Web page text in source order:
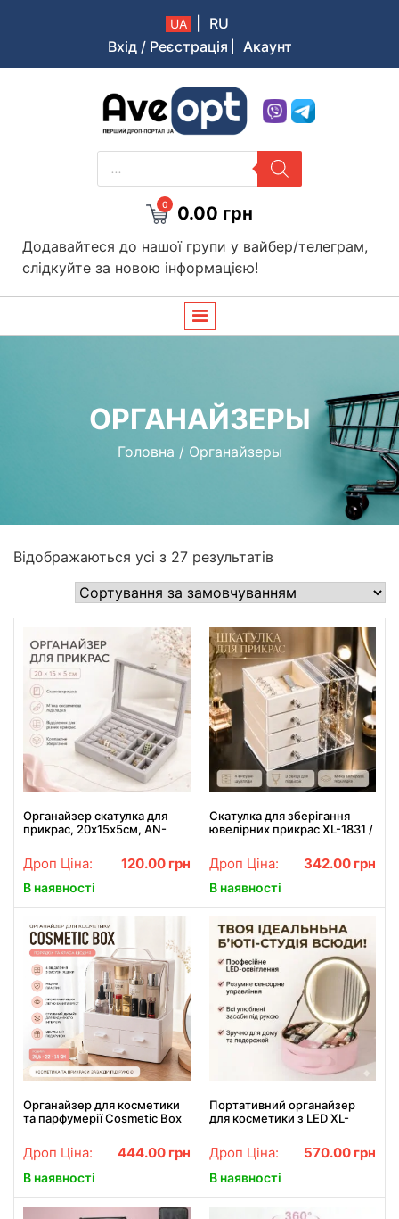
UA
RU
Вхід / Реєстрація
Акаунт
Aveopt – оптова дропшипінг платформа в Україні
PRODUCTS
SEARCH
0 0.00 грн
Додавайтеся до нашої групи у вайбер/телеграм,
слідкуйте за новою інформацією!
ОРГАНАЙЗЕРЫ
Головна / Органайзеры
Відображаються усі з 27 результатів
Органайзер скатулка для
прикрас, 20х15х5см, AN-
бібліотеки / Органайзер для
зберігання прикрас
Дроп Ціна: 120.00 грн
В наявності
Скатулка для зберігання
ювелірних прикрас XL-1831 /
ювелірних виробів великої
ємності
Дроп Ціна: 342.00 грн
В наявності
Органайзер для косметики
та парфумерії Cosmetic Box
880
Дроп Ціна: 444.00 грн
В наявності
Портативний органайзер
для косметики з LED XL-
підсвічуванням Beauty Travel
Case
Дроп Ціна: 570.00 грн
В наявності